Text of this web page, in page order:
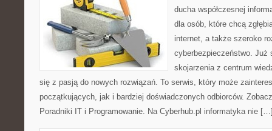
ducha współczesnej
dla osób, które chcą
internet, a także szeroko
cyberbezpieczeństwo. Już
skojarzenia z centrum
się z pasją do nowych rozwiązań. To serwis, który może
początkujących, jak i bardziej doświadczonych odbiorców.
Poradniki IT i Programowanie. Na Cyberhub.pl informatyka nie